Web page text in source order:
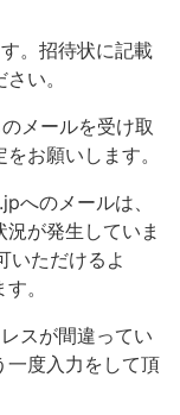
。招待状に記載
い。
メールを受け取
お願いします。
のメールは、
が発生していま
いただけるよ
。
スが間違ってい
一度入力をして頂